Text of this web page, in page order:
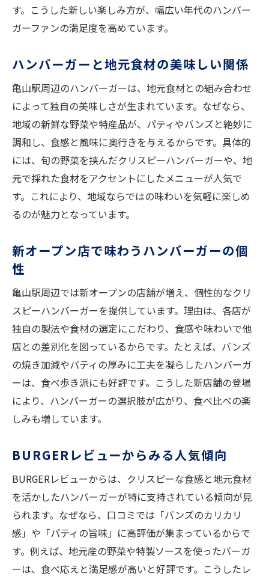
す。こうした新しい楽しみ方が、幅広い年代のハンバー
ガーファンの満足度を高めています。
ハンバーガーと地元食材の美味しい関係
亀山駅周辺のハンバーガーは、地元食材との組み合わせ
によって独自の美味しさが生まれています。なぜなら、
地域の新鮮な野菜や特産品が、パティやバンズと絶妙に
調和し、食感と風味に奥行きを与えるからです。具体的
には、旬の野菜を挟んだクリスピーハンバーガーや、地
元で採れた食材をアクセントにしたメニューが人気で
す。これにより、地域ならではの味わいを気軽に楽しめ
るのが魅力となっています。
新オープン店で味わうハンバーガーの個
性
亀山駅周辺では新オープンの店舗が増え、個性的なクリ
スピーハンバーガーを提供しています。理由は、各店が
独自の製法や食材の選定にこだわり、食感や味わいで他
店との差別化を図っているからです。たとえば、バンズ
の焼き加減やパティの厚みに工夫を凝らしたハンバーガ
ーは、食べ歩き派にも好評です。こうした新店舗の登場
により、ハンバーガーの選択肢が広がり、食べ比べの楽
しみも増しています。
BURGERレビューからみる人気傾向
BURGERレビューからは、クリスピーな食感と地元食材
を活かしたハンバーガーが特に支持されている傾向が見
られます。なぜなら、口コミでは「バンズのカリカリ
感」や「パティの旨味」に高評価が集まっているからで
す。例えば、地元産の野菜や特製ソースを使ったバーガ
ーは、食べ応えと満足感が高いと好評です。こうしたレ